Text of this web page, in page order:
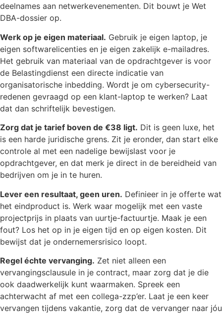
deelnames aan netwerkevenementen. Dit bouwt je Wet
DBA-dossier op.
Werk op je eigen materiaal. Gebruik je eigen laptop, je
eigen softwarelicenties en je eigen zakelijk e-mailadres.
Het gebruik van materiaal van de opdrachtgever is voor
de Belastingdienst een directe indicatie van
organisatorische inbedding. Wordt je om cybersecurity-
redenen gevraagd op een klant-laptop te werken? Laat
dat dan schriftelijk bevestigen.
Zorg dat je tarief boven de €38 ligt. Dit is geen luxe, het
is een harde juridische grens. Zit je eronder, dan start elke
controle al met een nadelige bewijslast voor je
opdrachtgever, en dat merk je direct in de bereidheid van
bedrijven om je in te huren.
Lever een resultaat, geen uren. Definieer in je offerte wat
het eindproduct is. Werk waar mogelijk met een vaste
projectprijs in plaats van uurtje-factuurtje. Maak je een
fout? Los het op in je eigen tijd en op eigen kosten. Dit
bewijst dat je ondernemersrisico loopt.
Regel échte vervanging. Zet niet alleen een
vervangingsclausule in je contract, maar zorg dat je die
ook daadwerkelijk kunt waarmaken. Spreek een
achterwacht af met een collega-zzp’er. Laat je een keer
vervangen tijdens vakantie, zorg dat de vervanger naar jóu